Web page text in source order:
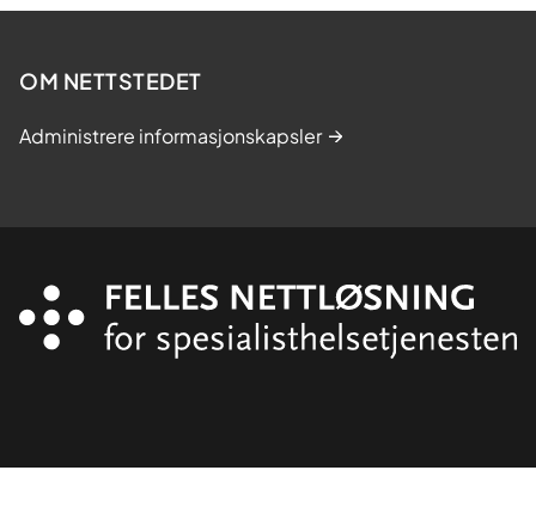
OM NETTSTEDET
Administrere informasjonskapsler
Organisasjon